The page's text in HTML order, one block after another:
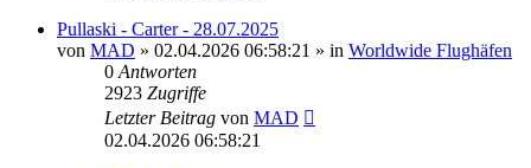
Pullaski - Carter - 28.07.2025
von MAD » 02.04.2026 06:58:21 » in Worldwide Flughäfen
0 Antworten
2923 Zugriffe
Letzter Beitrag von MAD
02.04.2026 06:58:21